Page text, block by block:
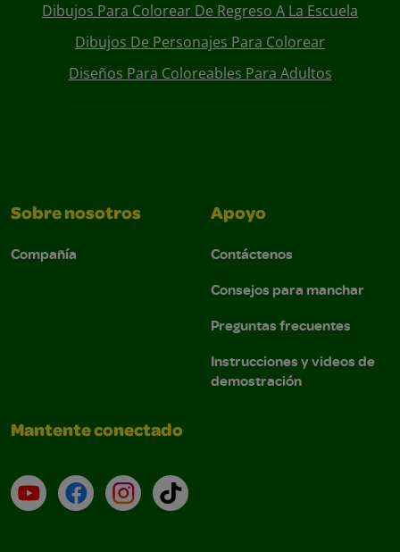
Dibujos Para Colorear De Regreso A La Escuela
Dibujos De Personajes Para Colorear
Diseños Para Coloreables Para Adultos
Sobre nosotros
Compañía
Apoyo
Contáctenos
Consejos para manchar
Preguntas frecuentes
Instrucciones y videos de
demostración
Mantente conectado
YouTube (en inglés)
Facebook (en inglés)
Instagram (en inglés)
TikTok